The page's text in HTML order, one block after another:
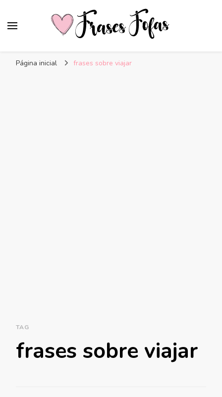
Página inicial frases sobre viajar
TAG
frases sobre viajar